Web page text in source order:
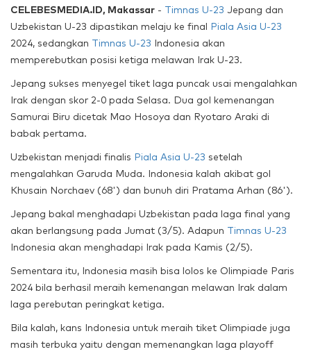
CELEBESMEDIA.ID, Makassar - Timnas U-23 Jepang dan
Uzbekistan U-23 dipastikan melaju ke final Piala Asia U-23
2024, sedangkan Timnas U-23 Indonesia akan
memperebutkan posisi ketiga melawan Irak U-23.
Jepang sukses menyegel tiket laga puncak usai mengalahkan
Irak dengan skor 2-0 pada Selasa. Dua gol kemenangan
Samurai Biru dicetak Mao Hosoya dan Ryotaro Araki di
babak pertama.
Uzbekistan menjadi finalis Piala Asia U-23 setelah
mengalahkan Garuda Muda. Indonesia kalah akibat gol
Khusain Norchaev (68') dan bunuh diri Pratama Arhan (86').
Jepang bakal menghadapi Uzbekistan pada laga final yang
akan berlangsung pada Jumat (3/5). Adapun Timnas U-23
Indonesia akan menghadapi Irak pada Kamis (2/5).
Sementara itu, Indonesia masih bisa lolos ke Olimpiade Paris
2024 bila berhasil meraih kemenangan melawan Irak dalam
laga perebutan peringkat ketiga.
Bila kalah, kans Indonesia untuk meraih tiket Olimpiade juga
masih terbuka yaitu dengan memenangkan laga playoff